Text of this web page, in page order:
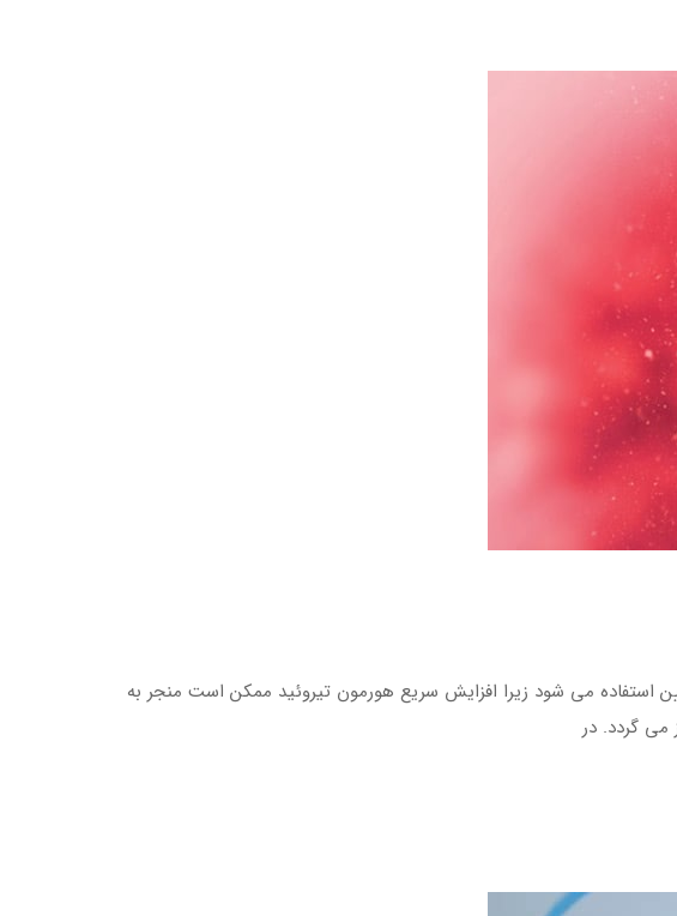
استفاده می شود زیرا افزایش سریع هورمون تیروئید ممکن است منجر به